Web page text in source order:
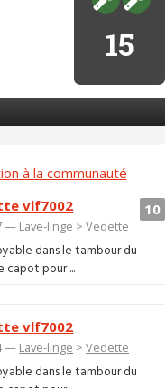
15
à la communauté
10
vlf7002
— Lave-linge >Vedette
dans le tambour du
pour ...
vlf7002
— Lave-linge >Vedette
dans le tambour du